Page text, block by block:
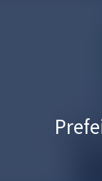
Graduação